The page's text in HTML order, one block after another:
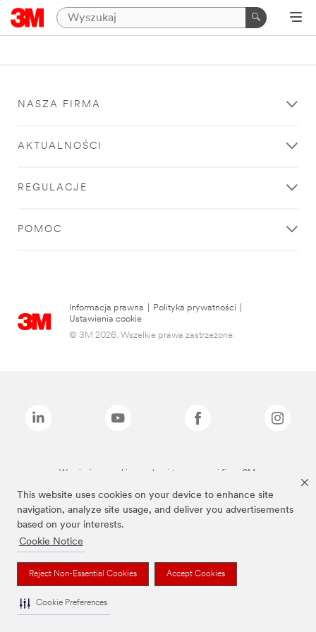
This website uses cookies on your device to enhance site
navigation, analyze site usage, and deliver you advertisements
based on your interests.
Cookie Notice
Reject Non-Essential Cookies Accept Cookies
Cookie Preferences
NASZA FIRMA
AKTUALNOŚCI
REGULACJE
POMOC
Informacja prawna Polityka prywatności
Ustawienia cookie
© 3M 2026. Wszelkie prawa zastrzeżone.
Wymienione marki są znakami towarowymi firmy 3M.